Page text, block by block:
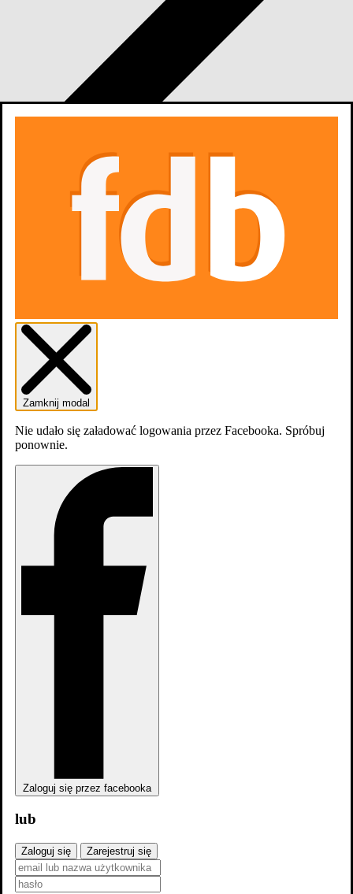
Gra o tron: Nikt 6x8
Biała królowa: The Bad Queen 1x4
Zamknij modal
Nie udało się załadować logowania przez Facebooka. Spróbuj
ponownie.
Zaloguj się przez facebooka
lub
Zaloguj się Zarejestruj się